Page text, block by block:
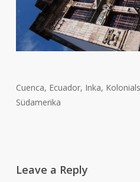
Cuenca, Ecuador, Inka,
Südamerika
Leave a Reply